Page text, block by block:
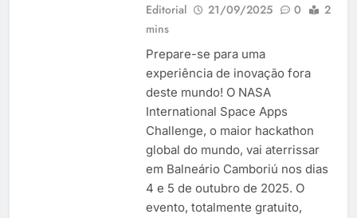
Editorial
21/09/2025 0
2
mins
Prepare-se para uma
experiência de inovação fora
deste mundo! O NASA
International Space Apps
Challenge, o maior hackathon
global do mundo, vai aterrissar
em Balneário Camboriú nos dias
4 e 5 de outubro de 2025. O
evento, totalmente gratuito,